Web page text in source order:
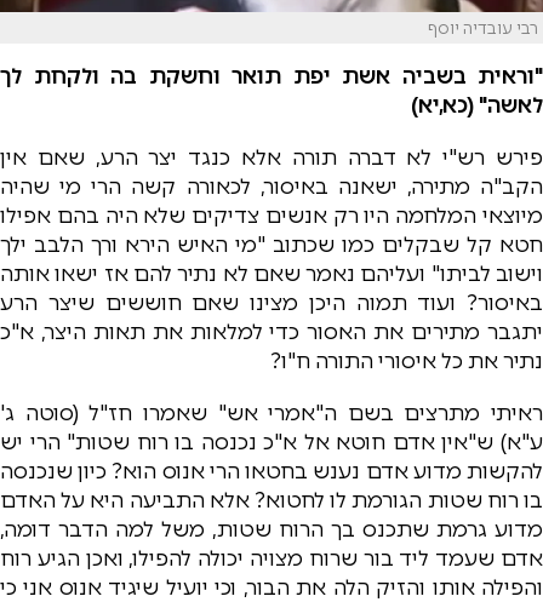
רבי עובדיה יוסף
"וראית בשביה אשת יפת תואר וחשקת בה ולקחת לך
לאשה" (כא,יא)
פירש רש"י לא דברה תורה אלא כנגד יצר הרע, שאם אין
הקב"ה מתירה, ישאנה באיסור, לכאורה קשה הרי מי שהיה
מיוצאי המלחמה היו רק אנשים צדיקים שלא היה בהם אפילו
חטא קל שבקלים כמו שכתוב "מי האיש הירא ורך הלבב ילך
וישוב לביתו" ועליהם נאמר שאם לא נתיר להם אז ישאו אותה
באיסור? ועוד תמוה היכן מצינו שאם חוששים שיצר הרע
יתגבר מתירים את האסור כדי למלאות את תאות היצר, א"כ
נתיר את כל איסורי התורה ח"ו?
ראיתי מתרצים בשם ה"אמרי אש" שאמרו חז"ל (סוטה ג'
ע"א) ש"אין אדם חוטא אל א"כ נכנסה בו רוח שטות" הרי יש
להקשות מדוע אדם נענש בחטאו הרי אנוס הוא? כיון שנכנסה
בו רוח שטות הגורמת לו לחטוא? אלא התביעה היא על האדם
מדוע גרמת שתכנס בך הרוח שטות, משל למה הדבר דומה,
אדם שעמד ליד בור שרוח מצויה יכולה להפילו, ואכן הגיע רוח
והפילה אותו והזיק הלה את הבור, וכי יועיל שיגיד אנוס אני כי